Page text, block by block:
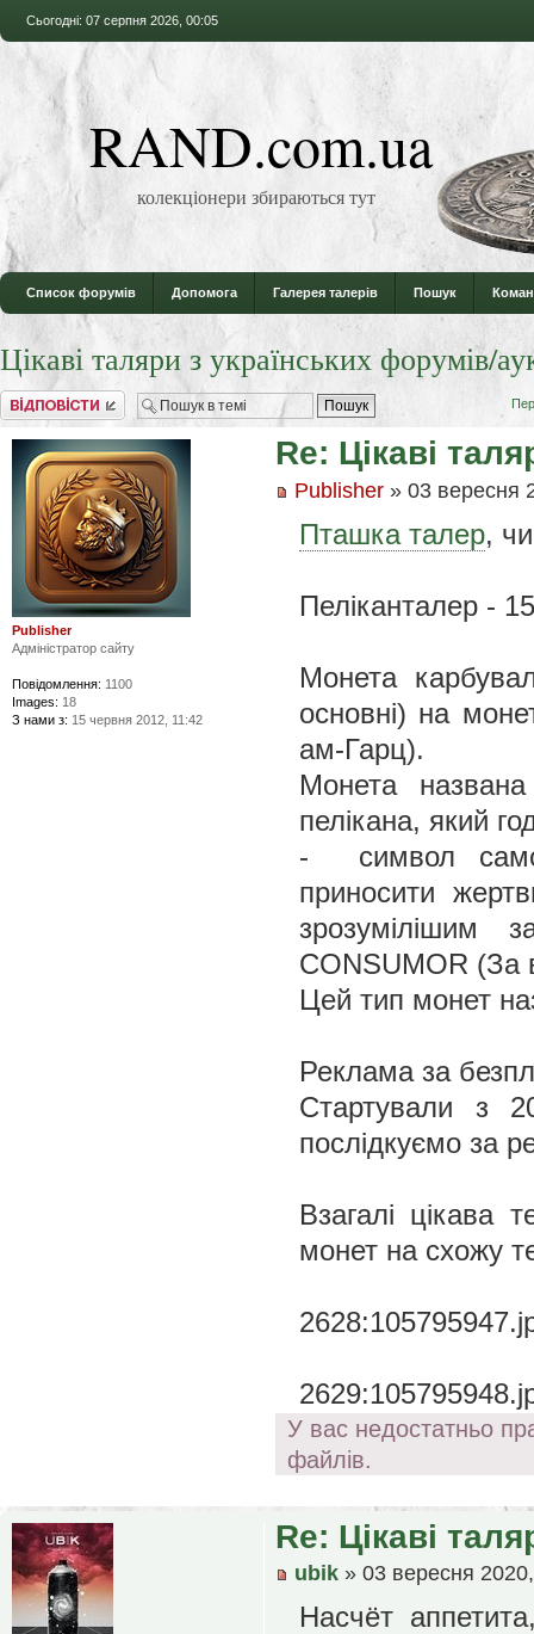
Сьогодні: 07 серпня 2026, 00:05
RAND.com.ua
колекціонери збираються тут
Список форумів Допомога Галерея талерів Пошук
Цікаві таляри з українських форумів/
Відповісти
Re: Цікаві
Publisher» 03 вересня
Пташка талер,
Пеліканталер -
Монета
основні) на
ам-Гарц).
Монета
пелікана, який
- символ
приносити
зрозумілішим
CONSUMOR (За
Цей тип монет
Реклама за
Стартували з
послідкуємо за
Взагалі цікава
монет на схожу
У вас недостатньо
файлів.
Publisher
Адміністратор сайту
Повідомлення: 1100
Images: 18
З нами з: 15 червня 2012, 11:42
Re: Цікаві
ubik» 03 вересня
Насчёт